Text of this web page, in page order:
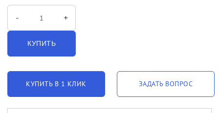
- +
КУПИТЬ
КУПИТЬ В 1 КЛИК ЗАДАТЬ ВОПРОС